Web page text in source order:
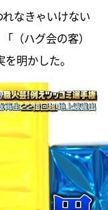
なきゃいけない
（ハグ会の客）
明かした。